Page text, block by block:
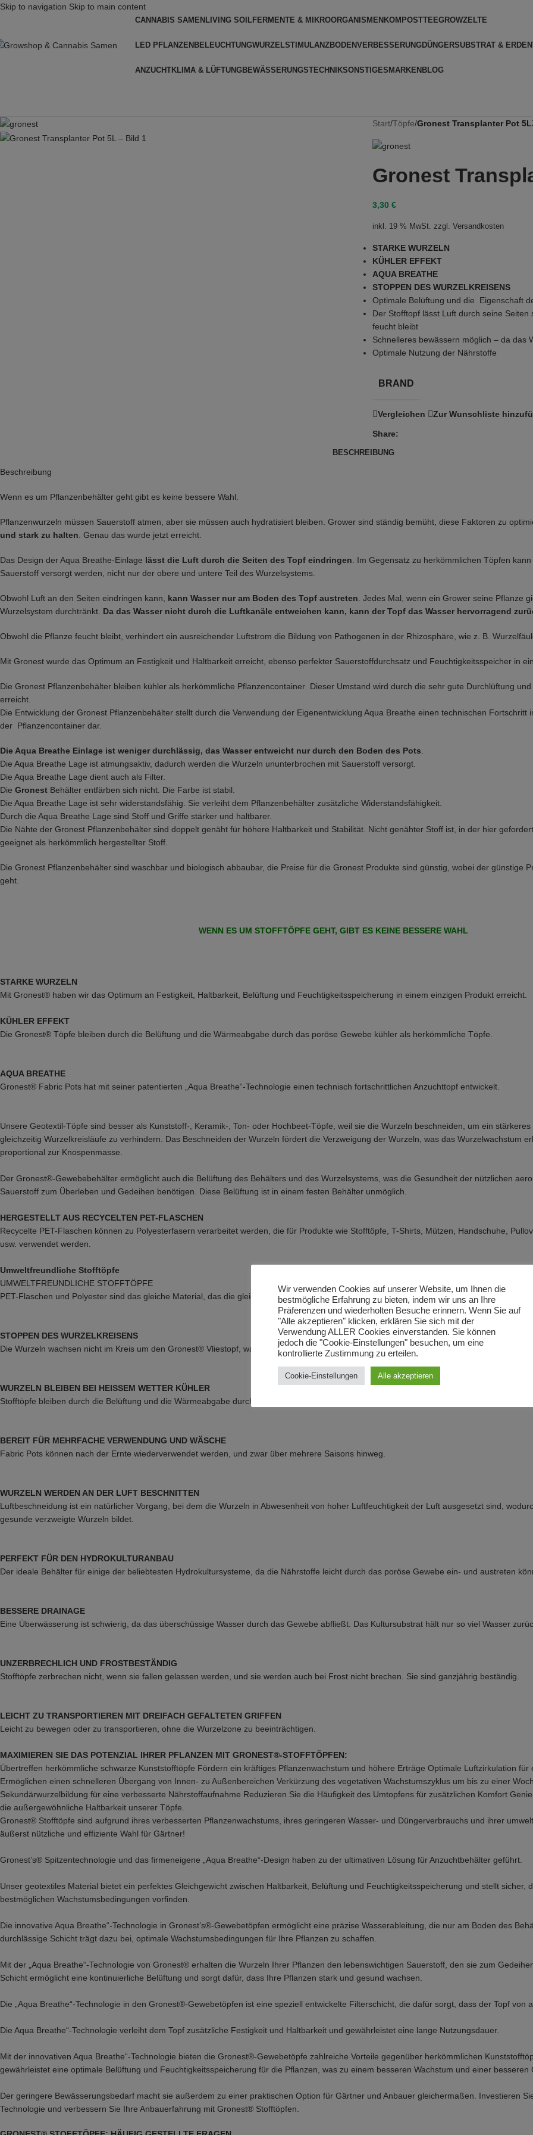
Skip to navigation Skip to main content
CANNABIS SAMENLIVING SOILFERMENTE & MIKROORGANISMENKOMPOSTTEEGROWZELTE
LED PFLANZENBELEUCHTUNGWURZELSTIMULANZBODENVERBESSERUNGDÜNGERSUBSTRAT & ERDEN
ANZUCHTKLIMA & LÜFTUNGBEWÄSSERUNGSTECHNIKSONSTIGESMARKENBLOG
Start/Töpfe/Gronest Transplanter Pot 5L
Gronest
3,30 €
inkl. 19 % MwSt. zzgl. Versandkosten
STARKE WURZELN
KÜHLER EFFEKT
AQUA BREATHE
STOPPEN DES WURZELKREISENS
Optimale Belüftung und die Eigenschaft
Der Stofftopf lässt Luft durch seine
feucht bleibt
Schnelleres bewässern möglich – da das
Optimale Nutzung der Nährstoffe
BRAND
Vergleichen Zur Wunschliste
Share:
BESCHREIBUNG
Beschreibung
Wenn es um Pflanzenbehälter geht gibt es keine bessere Wahl.
Pflanzenwurzeln müssen Sauerstoff atmen, aber sie müssen auch hydratisiert bleiben. Grower sind ständig bemüht, diese Faktoren zu
und stark zu halten. Genau das wurde jetzt erreicht.
Das Design der Aqua Breathe-Einlage lässt die Luft durch die Seiten des Topf eindringen. Im Gegensatz zu herkömmlichen Töpfen
Sauerstoff versorgt werden, nicht nur der obere und untere Teil des Wurzelsystems.
Obwohl Luft an den Seiten eindringen kann, kann Wasser nur am Boden des Topf austreten. Jedes Mal, wenn ein Grower seine Pflanze
Wurzelsystem durchtränkt. Da das Wasser nicht durch die Luftkanäle entweichen kann, kann der Topf das Wasser hervorragend
Obwohl die Pflanze feucht bleibt, verhindert ein ausreichender Luftstrom die Bildung von Pathogenen in der Rhizosphäre, wie z. B.
Mit Gronest wurde das Optimum an Festigkeit und Haltbarkeit erreicht, ebenso perfekter Sauerstoffdurchsatz und Feuchtigkeitsspeicher in
Die Gronest Pflanzenbehälter bleiben kühler als herkömmliche Pflanzencontainer Dieser Umstand wird durch die sehr gute Durchlüftung
erreicht.
Die Entwicklung der Gronest Pflanzenbehälter stellt durch die Verwendung der Eigenentwicklung Aqua Breathe einen technischen Fortschritt
der Pflanzencontainer dar.
Die Aqua Breathe Einlage ist weniger durchlässig, das Wasser entweicht nur durch den Boden des Pots.
Die Aqua Breathe Lage ist atmungsaktiv, dadurch werden die Wurzeln ununterbrochen mit Sauerstoff versorgt.
Die Aqua Breathe Lage dient auch als Filter.
Die Gronest Behälter entfärben sich nicht. Die Farbe ist stabil.
Die Aqua Breathe Lage ist sehr widerstandsfähig. Sie verleiht dem Pflanzenbehälter zusätzliche Widerstandsfähigkeit.
Durch die Aqua Breathe Lage sind Stoff und Griffe stärker und haltbarer.
Die Nähte der Gronest Pflanzenbehälter sind doppelt genäht für höhere Haltbarkeit und Stabilität. Nicht genähter Stoff ist, in der hier
geeignet als herkömmlich hergestellter Stoff.
Die Gronest Pflanzenbehälter sind waschbar und biologisch abbaubar, die Preise für die Gronest Produkte sind günstig, wobei der günstige
geht.
WENN ES UM STOFFTÖPFE GEHT, GIBT ES KEINE BESSERE WAHL
STARKE WURZELN
Mit Gronest® haben wir das Optimum an Festigkeit, Haltbarkeit, Belüftung und Feuchtigkeitsspeicherung in einem einzigen Produkt erreicht.
KÜHLER EFFEKT
Die Gronest® Töpfe bleiben durch die Belüftung und die Wärmeabgabe durch das poröse Gewebe kühler als herkömmliche Töpfe.
AQUA BREATHE
Gronest® Fabric Pots hat mit seiner patentierten „Aqua Breathe“-Technologie einen technisch fortschrittlichen Anzuchttopf entwickelt.
Unsere Geotextil-Töpfe sind besser als Kunststoff-, Keramik-, Ton- oder Hochbeet-Töpfe, weil sie die Wurzeln beschneiden, um ein
gleichzeitig Wurzelkreisläufe zu verhindern. Das Beschneiden der Wurzeln fördert die Verzweigung der Wurzeln, was das Wurzelwachstum
proportional zur Knospenmasse.
Der Gronest®-Gewebebehälter ermöglicht auch die Belüftung des Behälters und des Wurzelsystems, was die Gesundheit der nützlichen
Sauerstoff zum Überleben und Gedeihen benötigen. Diese Belüftung ist in einem festen Behälter unmöglich.
HERGESTELLT AUS RECYCELTEN PET-FLASCHEN
Recycelte PET-Flaschen können zu Polyesterfasern verarbeitet werden, die für Produkte wie Stofftöpfe, T-Shirts, Mützen, Handschuhe,
usw. verwendet werden.
Umweltfreundliche Stofftöpfe
UMWELTFREUNDLICHE STOFFTÖPFE
PET-Flaschen und Polyester sind das gleiche Material, das die gleichen Eigenschaften wie Polyesterfasern hat, z. B. ungiftig,
STOPPEN DES WURZELKREISENS
Die Wurzeln wachsen nicht im Kreis um den Gronest® Vliestopf, was zu einem gesunden Wurzelsystem und einer kräftigeren Pflanze führt.
WURZELN BLEIBEN BEI HEISSEM WETTER KÜHLER
Stofftöpfe bleiben durch die Belüftung und die Wärmeabgabe durch das poröse Gewebe kühler als herkömmliche Behälter.
BEREIT FÜR MEHRFACHE VERWENDUNG UND WÄSCHE
Fabric Pots können nach der Ernte wiederverwendet werden, und zwar über mehrere Saisons hinweg.
WURZELN WERDEN AN DER LUFT BESCHNITTEN
Luftbeschneidung ist ein natürlicher Vorgang, bei dem die Wurzeln in Abwesenheit von hoher Luftfeuchtigkeit der Luft ausgesetzt sind,
gesunde verzweigte Wurzeln bildet.
PERFEKT FÜR DEN HYDROKULTURANBAU
Der ideale Behälter für einige der beliebtesten Hydrokultursysteme, da die Nährstoffe leicht durch das poröse Gewebe ein- und austreten
BESSERE DRAINAGE
Eine Überwässerung ist schwierig, da das überschüssige Wasser durch das Gewebe abfließt. Das Kultursubstrat hält nur so viel Wasser
UNZERBRECHLICH UND FROSTBESTÄNDIG
Stofftöpfe zerbrechen nicht, wenn sie fallen gelassen werden, und sie werden auch bei Frost nicht brechen. Sie sind ganzjährig beständig.
LEICHT ZU TRANSPORTIEREN MIT DREIFACH GEFALTETEN GRIFFEN
Leicht zu bewegen oder zu transportieren, ohne die Wurzelzone zu beeinträchtigen.
MAXIMIEREN SIE DAS POTENZIAL IHRER PFLANZEN MIT GRONEST®-STOFFTÖPFEN:
Übertreffen herkömmliche schwarze Kunststofftöpfe Fördern ein kräftiges Pflanzenwachstum und höhere Erträge Optimale Luftzirkulation für
Ermöglichen einen schnelleren Übergang von Innen- zu Außenbereichen Verkürzung des vegetativen Wachstumszyklus um bis zu einer
Sekundärwurzelbildung für eine verbesserte Nährstoffaufnahme Reduzieren Sie die Häufigkeit des Umtopfens für zusätzlichen Komfort
die außergewöhnliche Haltbarkeit unserer Töpfe.
Gronest® Stofftöpfe sind aufgrund ihres verbesserten Pflanzenwachstums, ihres geringeren Wasser- und Düngerverbrauchs und ihrer
äußerst nützliche und effiziente Wahl für Gärtner!
Gronest’s® Spitzentechnologie und das firmeneigene „Aqua Breathe“-Design haben zu der ultimativen Lösung für Anzuchtbehälter geführt.
Unser geotextiles Material bietet ein perfektes Gleichgewicht zwischen Haltbarkeit, Belüftung und Feuchtigkeitsspeicherung und stellt sicher,
bestmöglichen Wachstumsbedingungen vorfinden.
Die innovative Aqua Breathe“-Technologie in Gronest’s®-Gewebetöpfen ermöglicht eine präzise Wasserableitung, die nur am Boden des
durchlässige Schicht trägt dazu bei, optimale Wachstumsbedingungen für Ihre Pflanzen zu schaffen.
Mit der „Aqua Breathe“-Technologie von Gronest® erhalten die Wurzeln Ihrer Pflanzen den lebenswichtigen Sauerstoff, den sie zum
Schicht ermöglicht eine kontinuierliche Belüftung und sorgt dafür, dass Ihre Pflanzen stark und gesund wachsen.
Die „Aqua Breathe“-Technologie in den Gronest®-Gewebetöpfen ist eine speziell entwickelte Filterschicht, die dafür sorgt, dass der Topf von
Die Aqua Breathe“-Technologie verleiht dem Topf zusätzliche Festigkeit und Haltbarkeit und gewährleistet eine lange Nutzungsdauer.
Mit der innovativen Aqua Breathe“-Technologie bieten die Gronest®-Gewebetöpfe zahlreiche Vorteile gegenüber herkömmlichen
gewährleistet eine optimale Belüftung und Feuchtigkeitsspeicherung für die Pflanzen, was zu einem besseren Wachstum und einer besseren
Der geringere Bewässerungsbedarf macht sie außerdem zu einer praktischen Option für Gärtner und Anbauer gleichermaßen. Investieren
Technologie und verbessern Sie Ihre Anbauerfahrung mit Gronest® Stofftöpfen.
Wir verwenden Cookies auf unserer Website, um Ihnen die
bestmögliche Erfahrung zu bieten, indem wir uns an Ihre
Präferenzen und wiederholten Besuche erinnern. Wenn Sie auf
"Alle akzeptieren" klicken, erklären Sie sich mit der
Verwendung ALLER Cookies einverstanden. Sie können
jedoch die "Cookie-Einstellungen" besuchen, um eine
kontrollierte Zustimmung zu erteilen.
Cookie-Einstellungen Alle akzeptieren